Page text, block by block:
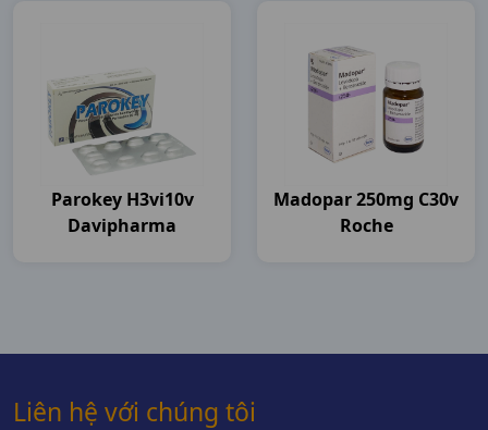
Parokey H3vi10v
Davipharma
Madopar 250mg C30v
Roche
Liên hệ với chúng tôi